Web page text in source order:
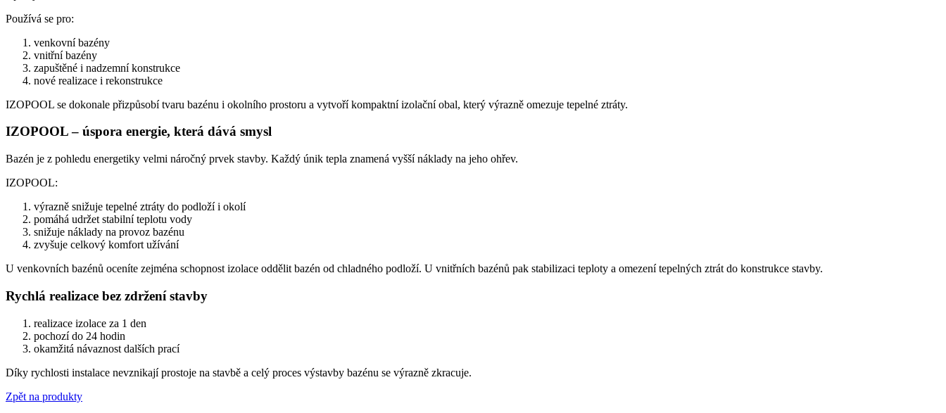
Používá se pro:
venkovní bazény
vnitřní bazény
zapuštěné i nadzemní konstrukce
nové realizace i rekonstrukce
IZOPOOL se dokonale přizpůsobí tvaru bazénu i okolního prostoru a vytvoří kompaktní izolační obal, který výrazně omezuje tepelné ztráty.
IZOPOOL – úspora energie, která dává smysl
Bazén je z pohledu energetiky velmi náročný prvek stavby. Každý únik tepla znamená vyšší náklady na jeho ohřev.
IZOPOOL:
výrazně snižuje tepelné ztráty do podloží i okolí
pomáhá udržet stabilní teplotu vody
snižuje náklady na provoz bazénu
zvyšuje celkový komfort užívání
U venkovních bazénů oceníte zejména schopnost izolace oddělit bazén od chladného podloží. U vnitřních bazénů pak stabilizaci teploty a omezení tepelných ztrát do konstrukce stavby.
Rychlá realizace bez zdržení stavby
realizace izolace za 1 den
pochozí do 24 hodin
okamžitá návaznost dalších prací
Díky rychlosti instalace nevznikají prostoje na stavbě a celý proces výstavby bazénu se výrazně zkracuje.
Zpět na produkty